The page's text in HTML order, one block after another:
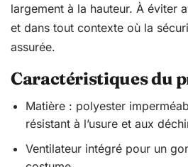
largement à la hauteur. À éviter
et dans tout contexte où la
assurée.
Caractéristiques du
Matière : polyester
résistant à l’usure et aux
Ventilateur intégré pour un